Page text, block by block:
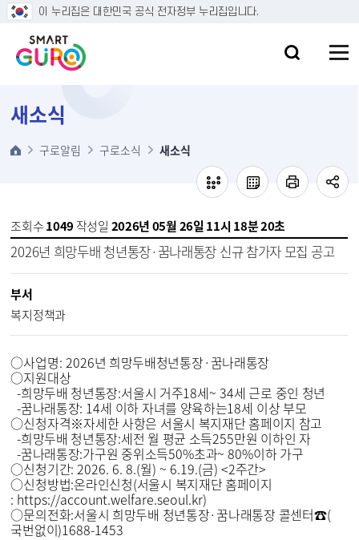
본문 바로가기
이 누리집은 대한민국 공식 전자정부 누리집입니다.
새소식
구로알림 구로소식 새소식
조회수1049 작성일 2026년 05월 26일 11시 18분 20초
2026년 희망두배 청년통장·꿈나래통장 신규 참가자 모집 공고
부서
복지정책과
○사업명: 2026년 희망두배청년통장· 꿈나래통장
○지원대상
-희망두배 청년통장:서울시 거주18세~ 34세 근로 중인 청년
-꿈나래통장: 14세 이하 자녀를 양육하는18세 이상 부모
○신청자격※자세한 사항은 서울시 복지재단 홈페이지 참고
-희망두배 청년통장:세전 월 평균 소득255만원 이하인 자
-꿈나래통장:가구원 중위소득50%초과~ 80%이하 가구
○신청기간: 2026. 6. 8.(월) ~ 6.19.(금) <2주간>
○신청방법:온라인신청(서울시 복지재단 홈페이지
: https://account.welfare.seoul.kr)
○문의전화:서울시 희망두배 청년통장· 꿈나래통장 콜센터☎(
국번없이)1688-1453